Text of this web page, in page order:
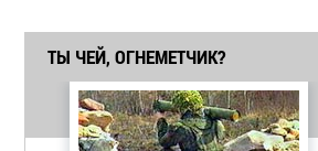
ТЫ ЧЕЙ, ОГНЕМЕТЧИК?